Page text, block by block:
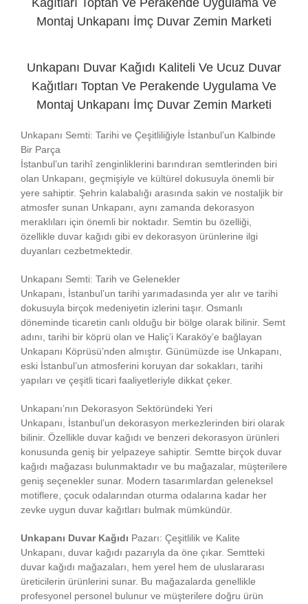
Kağıtları Toptan Ve Perakende Uygulama Ve
Montaj Unkapanı İmç Duvar Zemin Marketi
Unkapanı Duvar Kağıdı Kaliteli Ve Ucuz Duvar
Kağıtları Toptan Ve Perakende Uygulama Ve
Montaj Unkapanı İmç Duvar Zemin Marketi
Unkapanı Semti: Tarihi ve Çeşitliliğiyle İstanbul’un Kalbinde
Bir Parça
İstanbul’un tarihî zenginliklerini barındıran semtlerinden biri
olan Unkapanı, geçmişiyle ve kültürel dokusuyla önemli bir
yere sahiptir. Şehrin kalabalığı arasında sakin ve nostaljik bir
atmosfer sunan Unkapanı, aynı zamanda dekorasyon
meraklıları için önemli bir noktadır. Semtin bu özelliği,
özellikle duvar kağıdı gibi ev dekorasyon ürünlerine ilgi
duyanları cezbetmektedir.
Unkapanı Semti: Tarih ve Gelenekler
Unkapanı, İstanbul’un tarihi yarımadasında yer alır ve tarihi
dokusuyla birçok medeniyetin izlerini taşır. Osmanlı
döneminde ticaretin canlı olduğu bir bölge olarak bilinir. Semt
adını, tarihi bir köprü olan ve Haliç’i Karaköy’e bağlayan
Unkapanı Köprüsü’nden almıştır. Günümüzde ise Unkapanı,
eski İstanbul’un atmosferini koruyan dar sokakları, tarihi
yapıları ve çeşitli ticari faaliyetleriyle dikkat çeker.
Unkapanı’nın Dekorasyon Sektöründeki Yeri
Unkapanı, İstanbul’un dekorasyon merkezlerinden biri olarak
bilinir. Özellikle duvar kağıdı ve benzeri dekorasyon ürünleri
konusunda geniş bir yelpazeye sahiptir. Semtte birçok duvar
kağıdı mağazası bulunmaktadır ve bu mağazalar, müşterilere
geniş seçenekler sunar. Modern tasarımlardan geleneksel
motiflere, çocuk odalarından oturma odalarına kadar her
zevke uygun duvar kağıtları bulmak mümkündür.
Unkapanı Duvar Kağıdı Pazarı: Çeşitlilik ve Kalite
Unkapanı, duvar kağıdı pazarıyla da öne çıkar. Semtteki
duvar kağıdı mağazaları, hem yerel hem de uluslararası
üreticilerin ürünlerini sunar. Bu mağazalarda genellikle
profesyonel personel bulunur ve müşterilere doğru ürün